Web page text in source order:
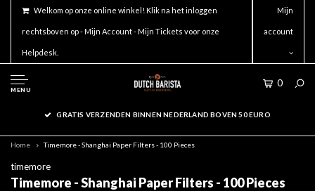
Welkom op onze online winkel! Klik na het inloggen
rechtsboven op - Mijn Account - Mijn Tickets voor onze
Helpdesk.
Mijn
account
MENU
0
GRATIS VERZENDEN BINNEN NEDERLAND BOVEN 50 EURO
Home Timemore - Shanghai Paper Filters - 100 Pieces
timemore
Timemore - Shanghai Paper Filters - 100 Pieces